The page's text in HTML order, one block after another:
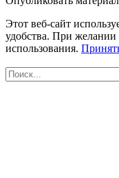
Этот веб-сайт
удобства. При желании
использования.